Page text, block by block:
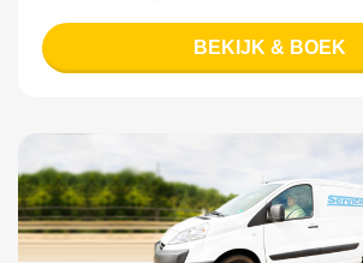
BEKIJK & BOEK